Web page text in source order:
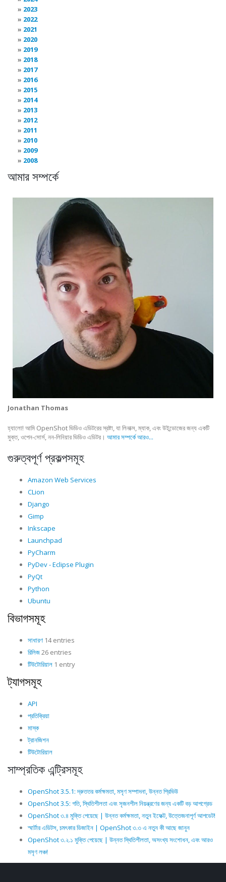
2023
2022
2021
2020
2019
2018
2017
2016
2015
2014
2013
2012
2011
2010
2009
2008
আমার সম্পর্কে
Jonathan Thomas
হ্যালো! আমি OpenShot ভিডিও এডিটরের স্রষ্টা, যা লিনাক্স, ম্যাক, এবং উইন্ডোজের জন্য একটি
মুক্ত, ওপেন-সোর্স, নন-লিনিয়ার ভিডিও এডিটর। আমার সম্পর্কে আরও...
গুরুত্বপূর্ণ প্রকল্পসমূহ
Amazon Web Services
CLion
Django
Gimp
Inkscape
Launchpad
PyCharm
PyDev - Eclipse Plugin
PyQt
Python
Ubuntu
বিভাগসমূহ
সাধারণ 14 entries
রিলিজ26 entries
টিউটোরিয়াল 1 entry
ট্যাগসমূহ
API
প্রতিক্রিয়া
মাস্ক
ট্রানজিশন
টিউটোরিয়াল
সাম্প্রতিক এন্ট্রিসমূহ
OpenShot 3.5.1: দ্রুততর কর্মক্ষমতা, মসৃণ সম্পাদনা, উন্নত প্রিভিউ
OpenShot 3.5: গতি, স্থিতিশীলতা এবং সৃজনশীল নিয়ন্ত্রণের জন্য একটি বড় আপগ্রেড
OpenShot ৩.৪ মুক্তি পেয়েছে | উন্নত কর্মক্ষমতা, নতুন ইফেক্ট, উত্তেজনাপূর্ণ আপডেট!
স্মার্টার এডিটস, চমৎকার ডিজাইন | OpenShot ৩.৩ এ নতুন কী আছে জানুন
OpenShot ৩.২.১ মুক্তি পেয়েছে | উন্নত স্থিতিশীলতা, অসংখ্য সংশোধন, এবং আরও
মসৃণ লঞ্চ!